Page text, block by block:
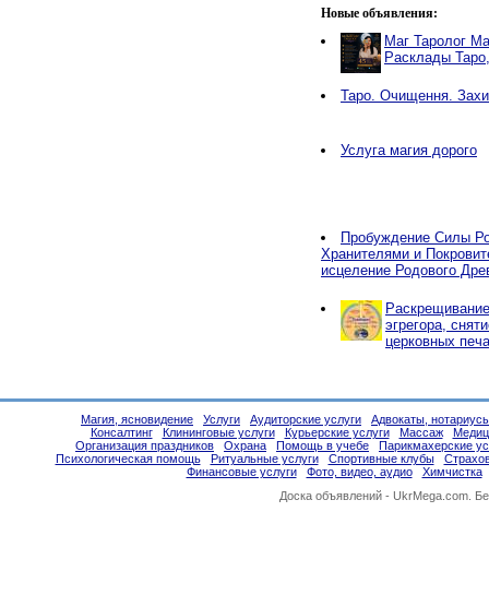
Новые объявления:
Маг Таролог
Расклады
Таро. Очищення.
Услуга магия дорого
Пробуждение Силы
Хранителями и
исцеление Родового
эгрегора,
церковных
Магия, ясновидение Услуги Аудиторские услуги
Адвокаты,
Консалтинг
Клининговые услуги Курьерские услуги Массаж
Организация праздников
Охрана Помощь в учебе
Парикмахерские
Психологическая помощь
Ритуальные услуги Спортивные клубы
Финансовые услуги
Фото, видео, аудио
Химчистка
Доска объявлений - UkrMega.com.